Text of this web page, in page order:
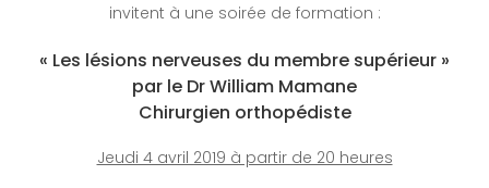
invitent à une soirée de formation :
« Les lésions nerveuses du membre supérieur »
par le Dr William Mamane
Chirurgien orthopédiste
Jeudi 4 avril 2019 à partir de 20 heures